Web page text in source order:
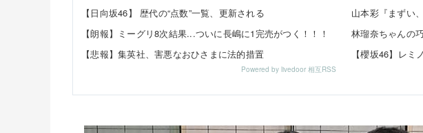
【日向坂46】 歴代の“点数”一覧、更新される
【朗報】ミーグリ8次結果...ついに長嶋に1完売がつく！！！
【悲報】集英社、害悪なおひさまに法的措置
Powered by livedoor 相互RSS
山本彩『まずい